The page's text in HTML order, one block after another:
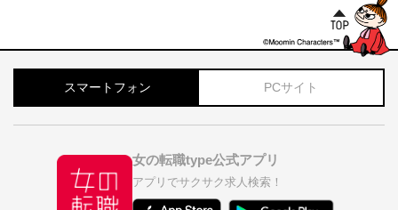
スマートフォン PCサイト
女の転職type公式アプリ
アプリでサクサク求人検索！